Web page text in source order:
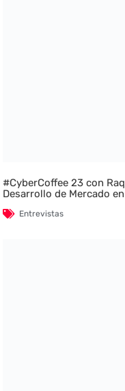
#CyberCoffee 23 con
Desarrollo de Mercado
Entrevistas